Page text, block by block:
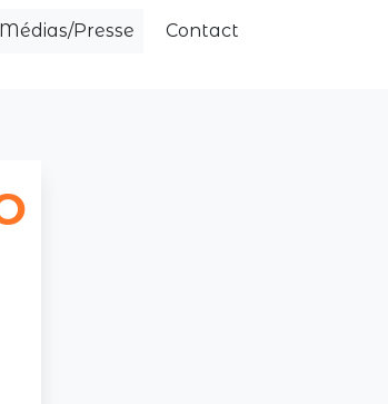
Médias/Presse Contact